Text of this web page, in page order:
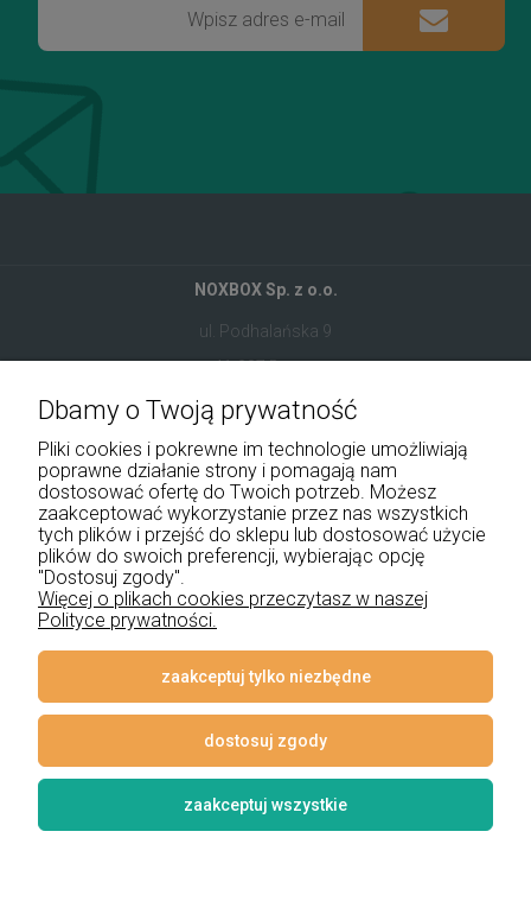
NOXBOX Sp. z o.o.
ul. Podhalańska 9
41-907 Bytom
+48 534 555 344
sklep@noxbox.pl
Pomoc
Płatności i dostawa
Informacje
Dbamy o Twoją prywatność
Pliki cookies i pokrewne im technologie umożliwiają
poprawne działanie strony i pomagają nam
dostosować ofertę do Twoich potrzeb. Możesz
zaakceptować wykorzystanie przez nas wszystkich
tych plików i przejść do sklepu lub dostosować użycie
plików do swoich preferencji, wybierając opcję
"Dostosuj zgody".
Więcej o plikach cookies przeczytasz w naszej
Polityce prywatności.
zaakceptuj tylko niezbędne
dostosuj zgody
zaakceptuj wszystkie